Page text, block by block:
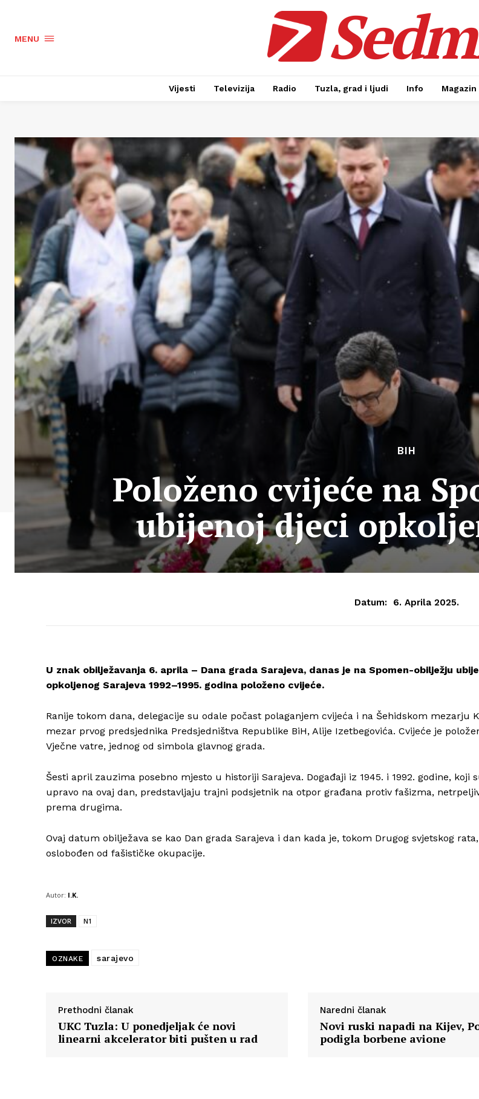
MENU
Vijesti Televizija Radio Tuzla, grad i ljudi Info Magazin
BIH
Položeno cvijeće na
ubijenoj djeci
Datum: 6. Aprila 2025.
U znak obilježavanja 6. aprila – Dana grada Sarajeva, danas je na Spomen-obilježju
opkoljenog Sarajeva 1992–1995. godina položeno cvijeće.
Ranije tokom dana, delegacije su odale počast polaganjem cvijeća i na Šehidskom mezarju
mezar prvog predsjednika Predsjedništva Republike BiH, Alije Izetbegovića. Cvijeće je
Vječne vatre, jednog od simbola glavnog grada.
Šesti april zauzima posebno mjesto u historiji Sarajeva. Događaji iz 1945. i 1992. godine, koji
upravo na ovaj dan, predstavljaju trajni podsjetnik na otpor građana protiv fašizma,
prema drugima.
Ovaj datum obilježava se kao Dan grada Sarajeva i dan kada je, tokom Drugog svjetskog
oslobođen od fašističke okupacije.
Autor: I.K.
IZVOR N1
OZNAKE sarajevo
Prethodni članak
UKC Tuzla: U ponedjeljak će novi
linearni akcelerator biti pušten u rad
Naredni članak
Novi ruski napadi na Kijev,
podigla borbene avione